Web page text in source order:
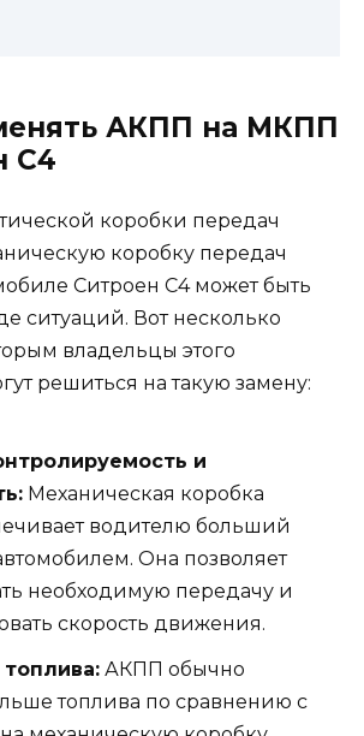
АКПП на МКПП
С4
коробки передач
коробку передач
Ситроен С4 может быть
ситуаций. Вот несколько
владельцы этого
решиться на такую замену:
и
Механическая коробка
водителю больший
Она позволяет
необходимую передачу и
скорость движения.
АКПП обычно
топлива по сравнению с